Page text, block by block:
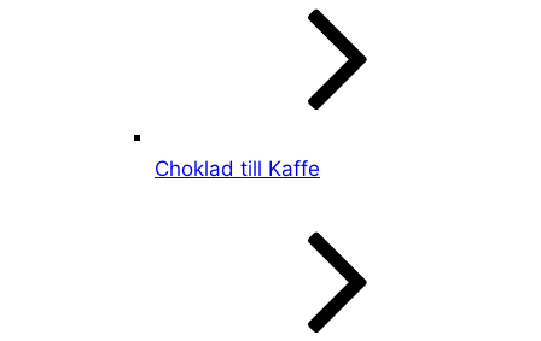
Choklad till Kaffe